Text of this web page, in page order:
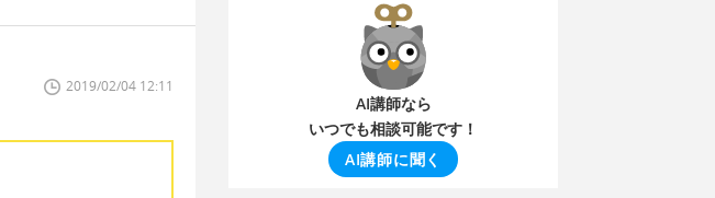
2019/02/04 12:11
AI講師なら
いつでも相談可能です！
AI講師に聞く